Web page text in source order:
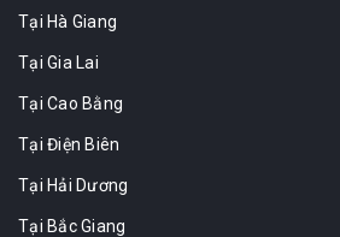
Tại Hà Giang
Tại Gia Lai
Tại Cao Bằng
Tại Điện Biên
Tại Hải Dương
Tại Bắc Giang